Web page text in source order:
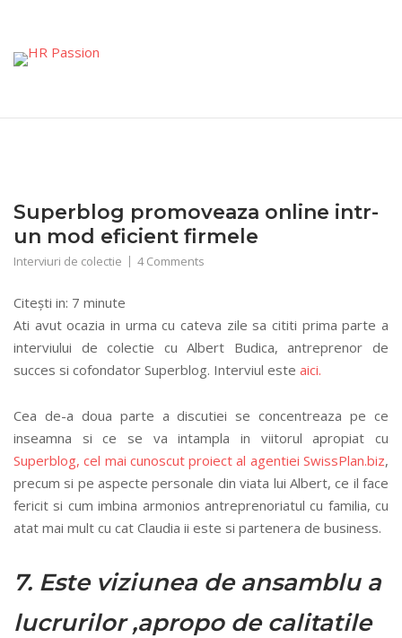
content
Superblog promoveaza online intr-
un mod eficient firmele
Interviuri de colectie 4 Comments
Citești in: 7 minute
Ati avut ocazia in urma cu cateva zile sa cititi prima parte a
interviului de colectie cu Albert Budica, antreprenor de
succes si cofondator Superblog. Interviul este aici.
Cea de-a doua parte a discutiei se concentreaza pe ce
inseamna si ce se va intampla in viitorul apropiat cu
Superblog, cel mai cunoscut proiect al agentiei SwissPlan.biz,
precum si pe aspecte personale din viata lui Albert, ce il face
fericit si cum imbina armonios antreprenoriatul cu familia, cu
atat mai mult cu cat Claudia ii este si partenera de business.
7. Este viziunea de ansamblu a
lucrurilor ,apropo de calitatile